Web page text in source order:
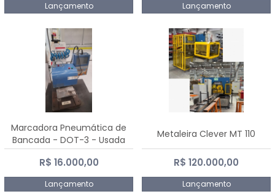
Lançamento Lançamento
Marcadora Pneumática de
Bancada - DOT-3 - Usada
R$ 16.000,00
Lançamento
Metaleira Clever MT 110
R$ 120.000,00
Lançamento